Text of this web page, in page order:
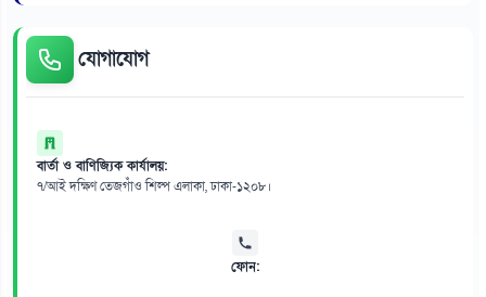
যোগাযোগ
বার্তা ও বাণিজ্যিক কার্যালয়:
৭/আই দক্ষিণ তেজগাঁও শিল্প এলাকা, ঢাকা-১২০৮।
ফোন: